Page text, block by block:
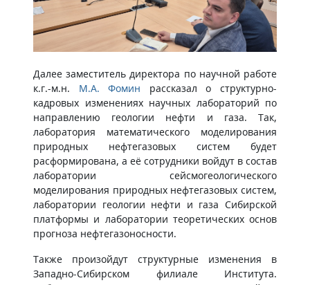
Далее заместитель директора по научной работе
к.г.-м.н. М.А. Фомин рассказал о структурно-
кадровых изменениях научных лабораторий по
направлению геологии нефти и газа. Так,
лаборатория математического моделирования
природных нефтегазовых систем будет
расформирована, а её сотрудники войдут в состав
лаборатории сейсмогеологического
моделирования природных нефтегазовых систем,
лаборатории геологии нефти и газа Сибирской
платформы и лаборатории теоретических основ
прогноза нефтегазоносности.
Также произойдут структурные изменения в
Западно-Сибирском филиале Института.